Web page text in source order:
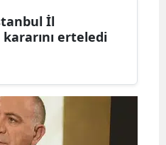
İl
erteledi